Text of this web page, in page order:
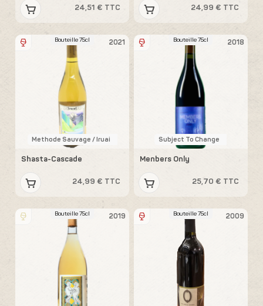
24,51 € TTC 24,99 € TTC
2021
Bouteille 75cl
Methode Sauvage / Iruai
Shasta-Cascade
24,99 € TTC
2018
Bouteille 75cl
Subject To Change
Menbers Only
25,70 € TTC
2019
Bouteille 75cl 2009
Bouteille 75cl